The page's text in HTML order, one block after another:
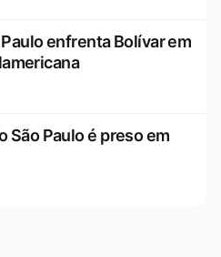
Paulo enfrenta Bolívar em
São Paulo é preso em